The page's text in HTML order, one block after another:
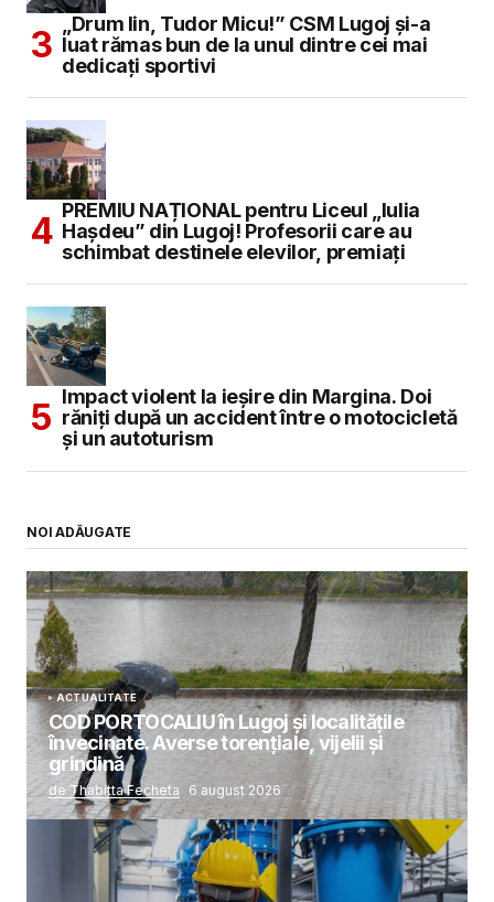
Your Name
Salvează-mi numele, emailul și site-ul web în
acest navigator pentru data viitoare când o să
comentez.
SUBMIT COMMENT
„Drum lin, Tudor Micu!” CSM Lugoj și-a
luat rămas bun de la unul dintre cei mai
dedicați sportivi
PREMIU NAȚIONAL pentru Liceul „Iulia
Hașdeu” din Lugoj! Profesorii care au
schimbat destinele elevilor, premiați
Impact violent la ieșire din Margina. Doi
răniți după un accident între o motocicletă
și un autoturism
NOI ADĂUGATE
ACTUALITATE
COD PORTOCALIU în Lugoj și localitățile
învecinate. Averse torențiale, vijelii și
grindină
de Thabitta Fecheta 6 august 2026